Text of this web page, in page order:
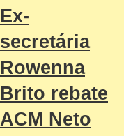
Ex-
secretária
Rowenna
Brito rebate
ACM Neto